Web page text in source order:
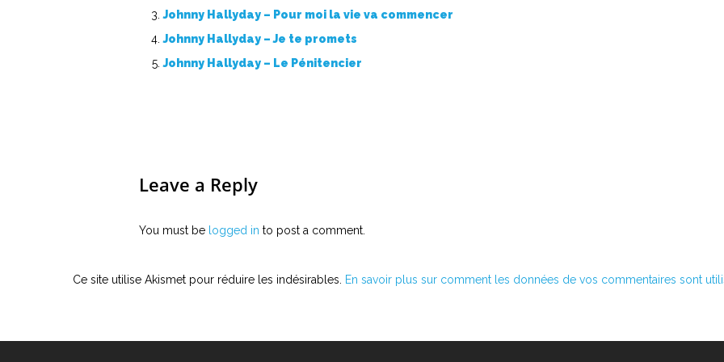
Johnny Hallyday – Pour moi la vie va commencer
Johnny Hallyday – Je te promets
Johnny Hallyday – Le Pénitencier
Leave a Reply
You must be logged in to post a comment.
Ce site utilise Akismet pour réduire les indésirables. En savoir plus sur comment les données de vos commentaires sont